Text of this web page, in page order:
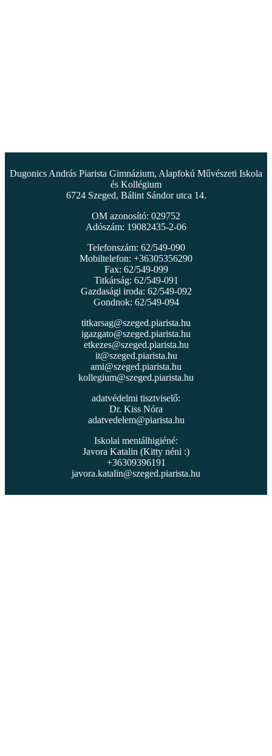
Dugonics András Piarista Gimnázium, Alapfokú Művészeti Iskola
és Kollégium
6724 Szeged, Bálint Sándor utca 14.
OM azonosító: 029752
Adószám: 19082435-2-06
Telefonszám: 62/549-090
Mobiltelefon: +36305356290
Fax: 62/549-099
Titkárság: 62/549-091
Gazdasági iroda: 62/549-092
Gondnok: 62/549-094
titkarsag@szeged.piarista.hu
igazgato@szeged.piarista.hu
etkezes@szeged.piarista.hu
it@szeged.piarista.hu
ami@szeged.piarista.hu
kollegium@szeged.piarista.hu
adatvédelmi tisztviselő:
Dr. Kiss Nóra
adatvedelem@piarista.hu
Iskolai mentálhigiéné:
Javora Katalin (Kitty néni :)
+36309396191
javora.katalin@szeged.piarista.hu